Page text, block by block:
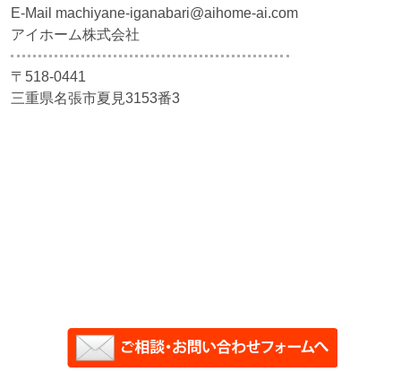
E-Mail machiyane-iganabari@aihome-ai.com
アイホーム株式会社
〒518-0441
三重県名張市夏見3153番3